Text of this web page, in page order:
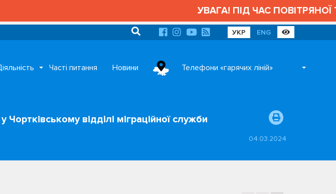
УВАГА! ПІД ЧАС
УКР ENG
Часті питання Новини Телефони «гарячих ліній»
відділі міграційної служби
04.03.2024